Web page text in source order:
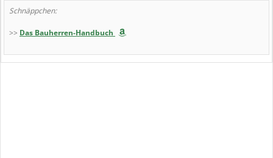
Schnäppchen:
>> Das Bauherren-Handbuch